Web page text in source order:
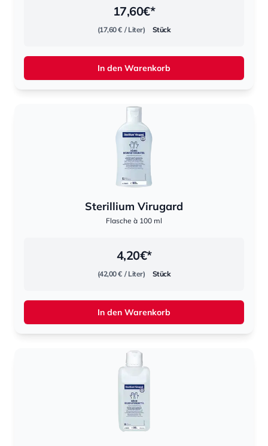
17,60€*
(17,60 € / Liter) Stück
In den Warenkorb
Sterillium Virugard
Flasche à 100 ml
4,20€*
(42,00 € / Liter) Stück
In den Warenkorb